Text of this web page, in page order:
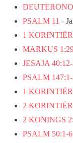
PSALM 11 -
1
MARKUS
JESAJA 40:12-
PSALM
1
2
2 KONINGS
PSALM 50:1-6